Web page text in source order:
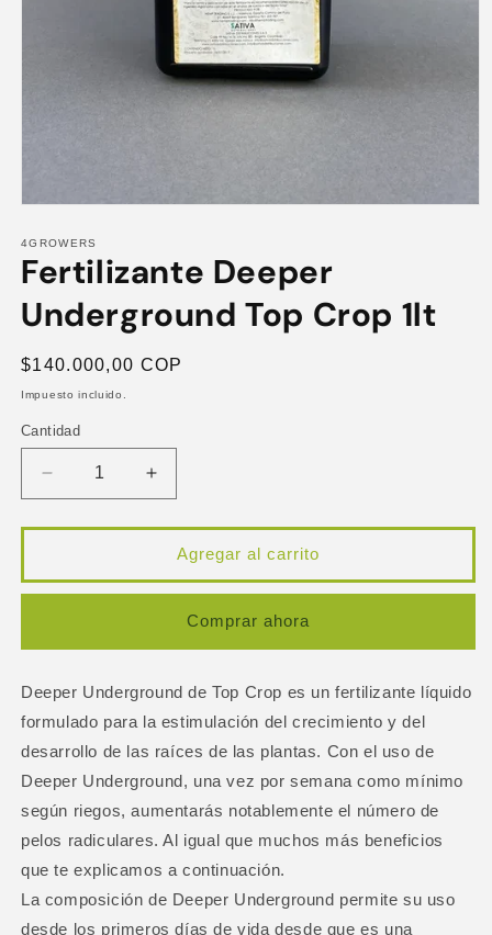
multimedia
1
en
ventana
modal
4GROWERS
Fertilizante Deeper
Underground Top Crop 1lt
Precio
habitual
$140.000,00 COP
Impuesto incluido.
Cantidad
Reducir
cantidad
para
Deeper
Underground
Aumentar
cantidad
para
Fertilizante
Deeper
Underground
Agregar al carrito
Comprar ahora
Deeper Underground de Top Crop es un fertilizante líquido
formulado para la estimulación del crecimiento y del
desarrollo de las raíces de las plantas. Con el uso de
Deeper Underground, una vez por semana como mínimo
según riegos, aumentarás notablemente el número de
pelos radiculares. Al igual que muchos más beneficios
que te explicamos a continuación.
La composición de Deeper Underground permite su uso
desde los primeros días de vida desde que es una